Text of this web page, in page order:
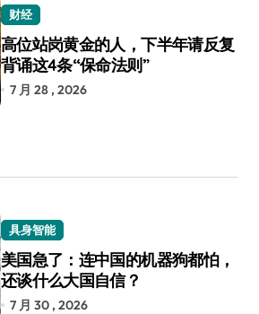
财经
高位站岗黄金的人，下半年请反复
背诵这4条“保命法则”
7 月 28 , 2026
具身智能
美国急了：连中国的机器狗都怕，
还谈什么大国自信？
7 月 30 , 2026